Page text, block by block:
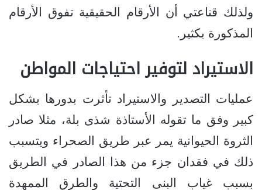
ولذلك قناعتي أن الأرقام الحقيقية تفوق الأرقام
المذكورة بكثير.
الاستيراد لتوفير احتياجات المواطن
عمليات التصدير والاستيراد تأثرت بدورها بشكل
كبير وفق ما تقوله الأستاذة شذى بلة، مثلا صادر
الثروة الحيوانية يمر عبر طريق الصحراء ويتسبب
ذلك في فقدان جزء من هذا الصادر في الطريق
بسبب غياب البنى التحتية والطرق الممهدة